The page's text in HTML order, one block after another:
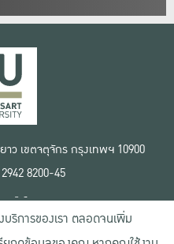
ว เขตจตุจักร กรุงเทพฯ 10900
8200-45
านเว็บไซต์
ธิ์ใช้งาน
ป็นส่วนตัว
บริการของเรา ตลอดจนเพิ่ม